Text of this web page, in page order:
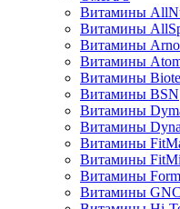
Витамины
Витамины
Витамины
Витамины
Витамины
Витамины BSN
Витамины
Витамины
Витамины
Витамины
Витамины
Витамины